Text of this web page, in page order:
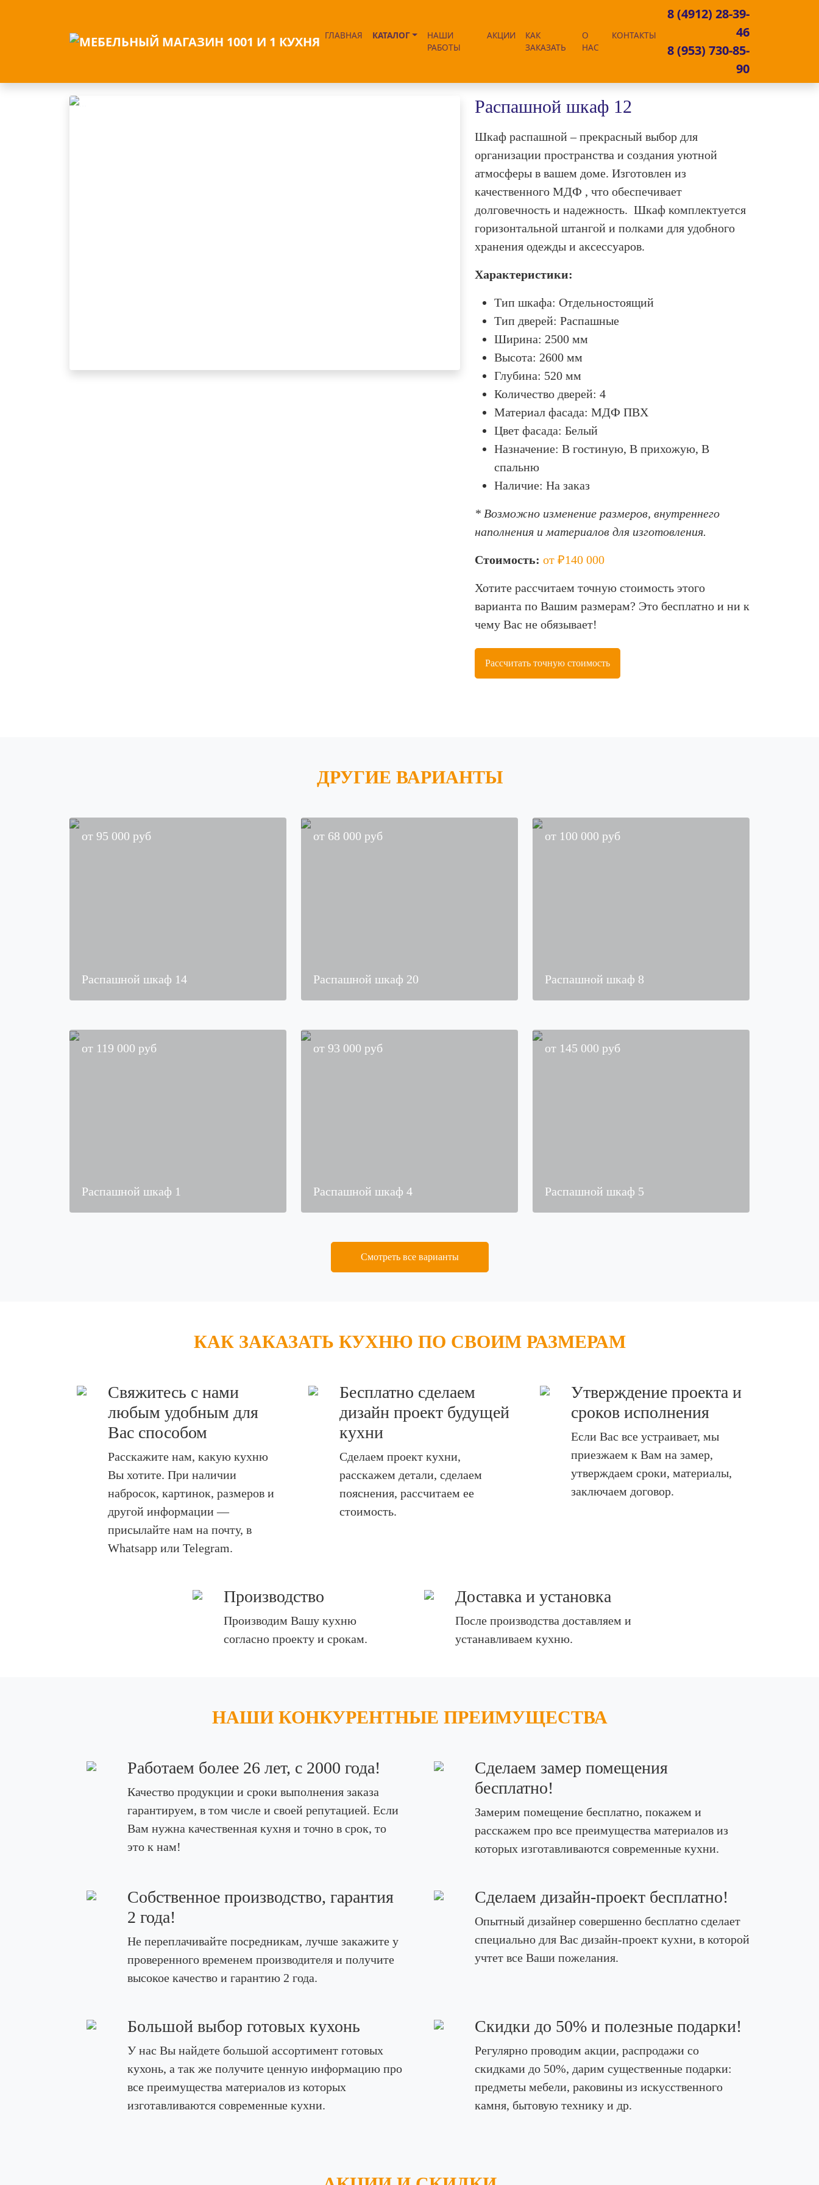
ГЛАВНАЯ КАТАЛОГ
НАШИ
РАБОТЫ
АКЦИИ
КАК
ЗАКАЗАТЬ
О
НАС
КОНТАКТЫ
8 (4912) 28-39-
46
8 (953) 730-85-
90
Распашной шкаф 12
Шкаф распашной – прекрасный выбор для
организации пространства и создания уютной
атмосферы в вашем доме. Изготовлен из
качественного МДФ , что обеспечивает
долговечность и надежность. Шкаф комплектуется
горизонтальной штангой и полками для удобного
хранения одежды и аксессуаров.
Характеристики:
Тип шкафа: Отдельностоящий
Тип дверей: Распашные
Ширина: 2500 мм
Высота: 2600 мм
Глубина: 520 мм
Количество дверей: 4
Материал фасада: МДФ ПВХ
Цвет фасада: Белый
Назначение: В гостиную, В прихожую, В
спальню
Наличие: На заказ
* Возможно изменение размеров, внутреннего
наполнения и материалов для изготовления.
Стоимость: от ₽140 000
Хотите рассчитаем точную стоимость этого
варианта по Вашим размерам? Это бесплатно и ни к
чему Вас не обязывает!
Рассчитать точную стоимость
ДРУГИЕ ВАРИАНТЫ
от 95 000 руб
Распашной шкаф 14
от 68 000 руб
Распашной шкаф 20
от 100 000 руб
Распашной шкаф 8
от 119 000 руб
Распашной шкаф 1
от 93 000 руб
Распашной шкаф 4
от 145 000 руб
Распашной шкаф 5
Смотреть все варианты
КАК ЗАКАЗАТЬ КУХНЮ ПО СВОИМ РАЗМЕРАМ
Свяжитесь с нами
любым удобным для
Вас способом
Расскажите нам, какую кухню
Вы хотите. При наличии
набросок, картинок, размеров и
другой информации —
присылайте нам на почту, в
Whatsapp или Telegram.
Бесплатно сделаем
дизайн проект будущей
кухни
Сделаем проект кухни,
расскажем детали, сделаем
пояснения, рассчитаем ее
стоимость.
Утверждение проекта и
сроков исполнения
Если Вас все устраивает, мы
приезжаем к Вам на замер,
утверждаем сроки, материалы,
заключаем договор.
Производство
Производим Вашу кухню
согласно проекту и срокам.
Доставка и установка
После производства доставляем и
устанавливаем кухню.
НАШИ КОНКУРЕНТНЫЕ ПРЕИМУЩЕСТВА
Работаем более 26 лет, с 2000 года!
Качество продукции и сроки выполнения заказа
гарантируем, в том числе и своей репутацией. Если
Вам нужна качественная кухня и точно в срок, то
это к нам!
Сделаем замер помещения
бесплатно!
Замерим помещение бесплатно, покажем и
расскажем про все преимущества материалов из
которых изготавливаются современные кухни.
Собственное производство, гарантия
2 года!
Не переплачивайте посредникам, лучше закажите у
проверенного временем производителя и получите
высокое качество и гарантию 2 года.
Сделаем дизайн-проект бесплатно!
Опытный дизайнер совершенно бесплатно сделает
специально для Вас дизайн-проект кухни, в которой
учтет все Ваши пожелания.
Большой выбор готовых кухонь
У нас Вы найдете большой ассортимент готовых
кухонь, а так же получите ценную информацию про
все преимущества материалов из которых
изготавливаются современные кухни.
Скидки до 50% и полезные подарки!
Регулярно проводим акции, распродажи со
скидками до 50%, дарим существенные подарки:
предметы мебели, раковины из искусственного
камня, бытовую технику и др.